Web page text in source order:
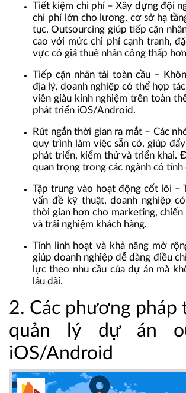
Tiết kiệm chi phí – Xây dựng đội
chi phí lớn cho lương, cơ sở hạ
tục. Outsourcing giúp tiếp cận
cao với mức chi phí cạnh tranh,
vực có giá thuê nhân công thấp
Tiếp cận nhân tài toàn cầu –
địa lý, doanh nghiệp có thể hợp
viên giàu kinh nghiệm trên toàn
phát triển iOS/Android.
Rút ngắn thời gian ra mắt – Các
quy trình làm việc sẵn có, giúp
phát triển, kiểm thử và triển khai.
quan trọng trong các ngành có tính
Tập trung vào hoạt động cốt lõi –
vấn đề kỹ thuật, doanh nghiệp
thời gian hơn cho marketing,
và trải nghiệm khách hàng.
Tính linh hoạt và khả năng mở
giúp doanh nghiệp dễ dàng điều
lực theo nhu cầu của dự án mà
lâu dài.
2. Các phương pháp
quản lý dự án
iOS/Android